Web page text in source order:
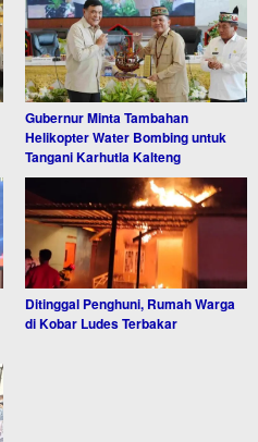
Gubernur Minta Tambahan
Helikopter Water Bombing untuk
Tangani Karhutla Kalteng
Ditinggal Penghuni, Rumah Warga
di Kobar Ludes Terbakar